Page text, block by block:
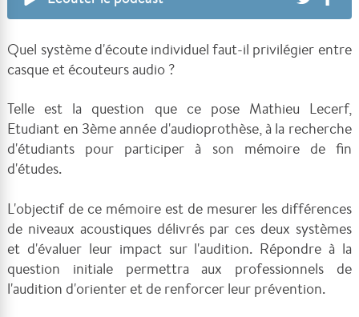
Quel système d'écoute individuel faut-il privilégier entre
casque et écouteurs audio ?
Telle est la question que ce pose Mathieu Lecerf,
Etudiant en 3ème année d'audioprothèse, à la recherche
d'étudiants pour participerà son mémoire de fin
d'études.
L'objectif de ce mémoire est de mesurer les différences
de niveaux acoustiques délivrés par ces deux systèmes
et d'évaluer leur impact sur l'audition. Répondre à la
question initiale permettra aux professionnels de
l'audition d'orienter et de renforcer leur prévention.